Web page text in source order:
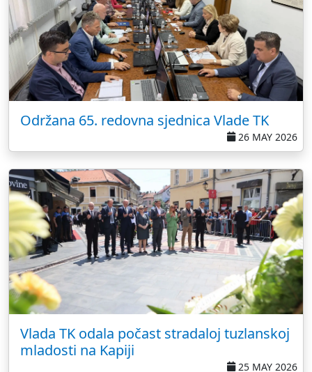
Održana 65. redovna sjednica Vlade TK
26 MAY 2026
Vlada TK odala počast stradaloj tuzlanskoj
mladosti na Kapiji
25 MAY 2026